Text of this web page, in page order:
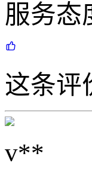
服务态
这条评
v**